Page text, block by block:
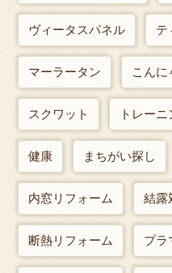
ヴィータスパネル テ
マーラータン こんに
スクワット トレー
健康 まちがい探し
内窓リフォーム 結露
断熱リフォーム プラ